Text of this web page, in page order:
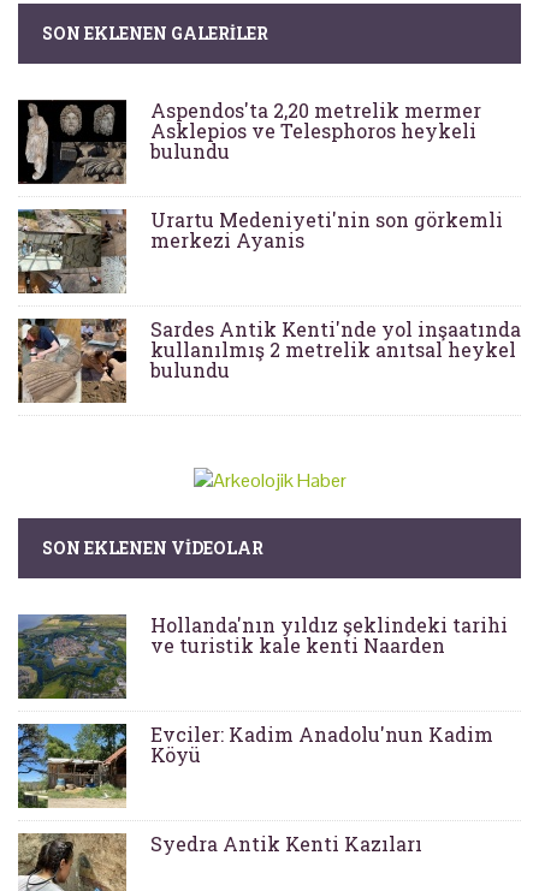
SON EKLENEN GALERILER
Aspendos'ta 2,20 metrelik mermer
Asklepios ve Telesphoros heykeli
bulundu
Urartu Medeniyeti'nin son görkemli
merkezi Ayanis
Sardes Antik Kenti'nde yol inşaatında
kullanılmış 2 metrelik anıtsal heykel
bulundu
SON EKLENEN VIDEOLAR
Hollanda'nın yıldız şeklindeki tarihi
ve turistik kale kenti Naarden
Evciler: Kadim Anadolu'nun Kadim
Köyü
Syedra Antik Kenti Kazıları